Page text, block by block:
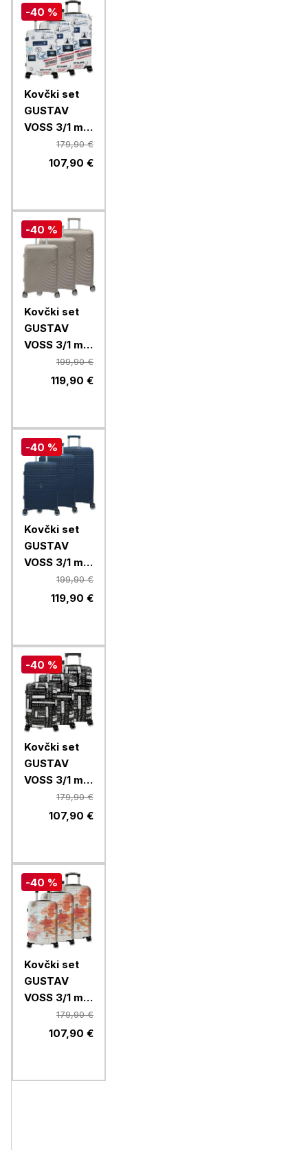
-40 %
Kovčki set
GUSTAV
VOSS 3/1 mix
Mallorca
64662,
179,90 €
107,90 €
-40 %
Kovčki set
GUSTAV
VOSS 3/1 mix
Monaco
64638,
199,90 €
119,90 €
-40 %
Kovčki set
GUSTAV
VOSS 3/1 mix
Saint Tropez
64666,
199,90 €
119,90 €
-40 %
Kovčki set
GUSTAV
VOSS 3/1 mix
Mallorca
64664, usa
179,90 €
107,90 €
-40 %
Kovčki set
GUSTAV
VOSS 3/1 mix
Mallorca
64583 map
179,90 €
107,90 €